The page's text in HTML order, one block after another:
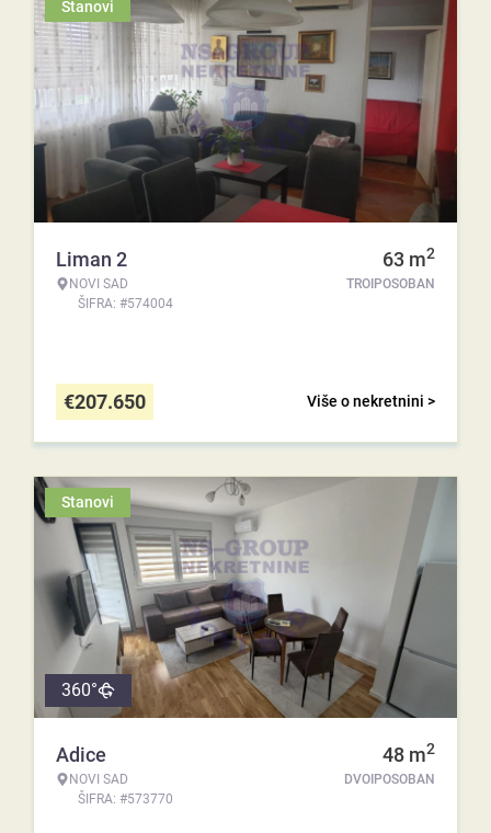
Stanovi
Liman 2
NOVI SAD
ŠIFRA: #574004
63 m2
TROIPOSOBAN
Više o nekretnini >
€207.650
Stanovi
360°
Adice
NOVI SAD
ŠIFRA: #573770
48 m2
DVOIPOSOBAN